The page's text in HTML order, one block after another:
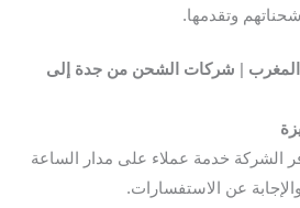
وتقدمها.
شركات الشحن من جدة إلى
الشركة خدمة عملاء على مدار الساعة
عن الاستفسارات.